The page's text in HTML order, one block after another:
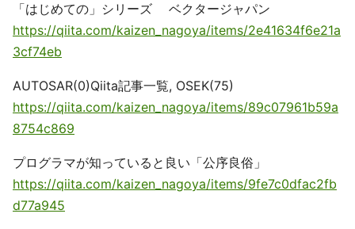
「はじめての」シリーズ ベクタージャパン
https://qiita.com/kaizen_nagoya/items/2e41634f6e21a
3cf74eb
AUTOSAR(0)Qiita記事一覧, OSEK(75)
https://qiita.com/kaizen_nagoya/items/89c07961b59a
8754c869
プログラマが知っていると良い「公序良俗」
https://qiita.com/kaizen_nagoya/items/9fe7c0dfac2fb
d77a945